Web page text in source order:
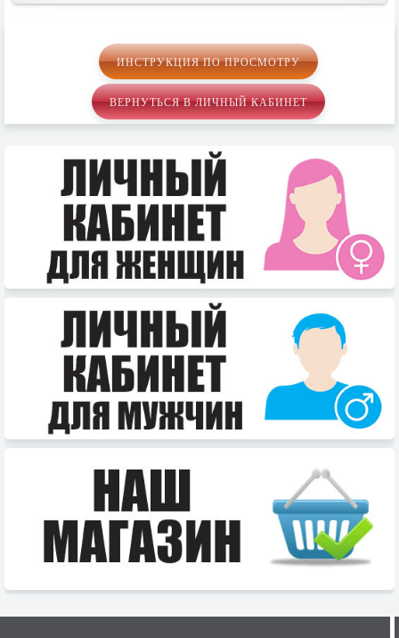
ИНСТРУКЦИЯ ПО ПРОСМОТРУ
ВЕРНУТЬСЯ В ЛИЧНЫЙ КАБИНЕТ